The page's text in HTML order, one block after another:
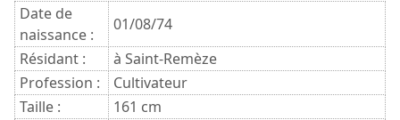
Date de
naissance :
01/08/74
Résidant :
à Saint-Remèze
Profession :
Cultivateur
Taille :
161 cm